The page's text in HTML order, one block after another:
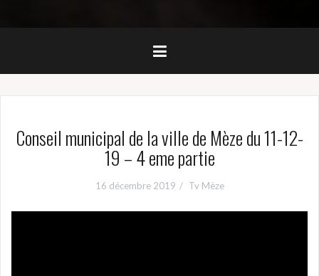
Conseil municipal de la ville de Mèze du 11-12-
19 – 4 eme partie
16 décembre 2019 Tv Mèze